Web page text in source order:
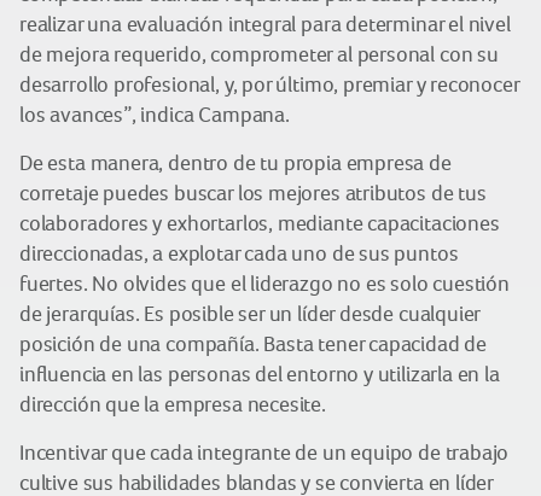
realizar una evaluación integral para determinar el nivel
de mejora requerido, comprometer al personal con su
desarrollo profesional, y, por último, premiar y reconocer
los avances”, indica Campana.
De esta manera, dentro de tu propia empresa de
corretaje puedes buscar los mejores atributos de tus
colaboradores y exhortarlos, mediante capacitaciones
direccionadas, a explotar cada uno de sus puntos
fuertes. No olvides que el liderazgo no es solo cuestión
de jerarquías. Es posible ser un líder desde cualquier
posición de una compañía. Basta tener capacidad de
influencia en las personas del entorno y utilizarla en la
dirección que la empresa necesite.
Incentivar que cada integrante de un equipo de trabajo
cultive sus habilidades blandas y se convierta en líder